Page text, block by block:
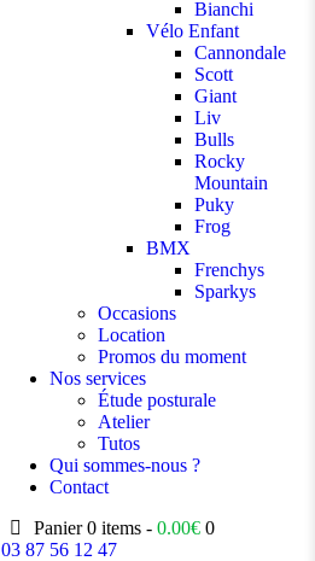
Bianchi
Vélo Enfant
Cannondale
Scott
Giant
Liv
Bulls
Rocky
Mountain
Puky
Frog
BMX
Frenchys
Sparkys
Occasions
Location
Promos du moment
Nos services
Étude posturale
Atelier
Tutos
Qui sommes-nous ?
Contact
Panier 0 items - 0.00€ 0
03 87 56 12 47